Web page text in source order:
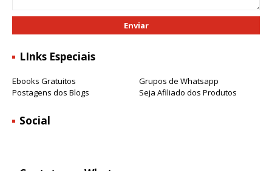
LInks Especiais
Ebooks Gratuitos
Grupos de Whatsapp
Postagens dos Blogs
Seja Afiliado dos Produtos
Social